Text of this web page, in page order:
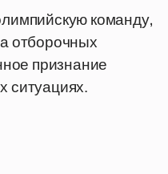
команду,
отборочных
признание
ситуациях.